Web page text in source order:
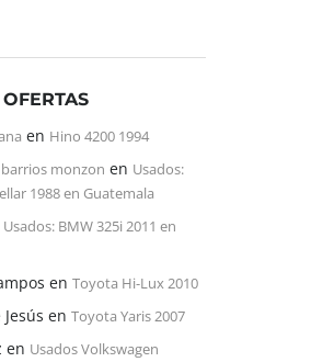
en Hino 4200 1994
monzon en Usados:
1988 en Guatemala
Usados: BMW 325i 2011 en
en Toyota Hi-Lux 2010
en Toyota Yaris 2007
en Usados Volkswagen